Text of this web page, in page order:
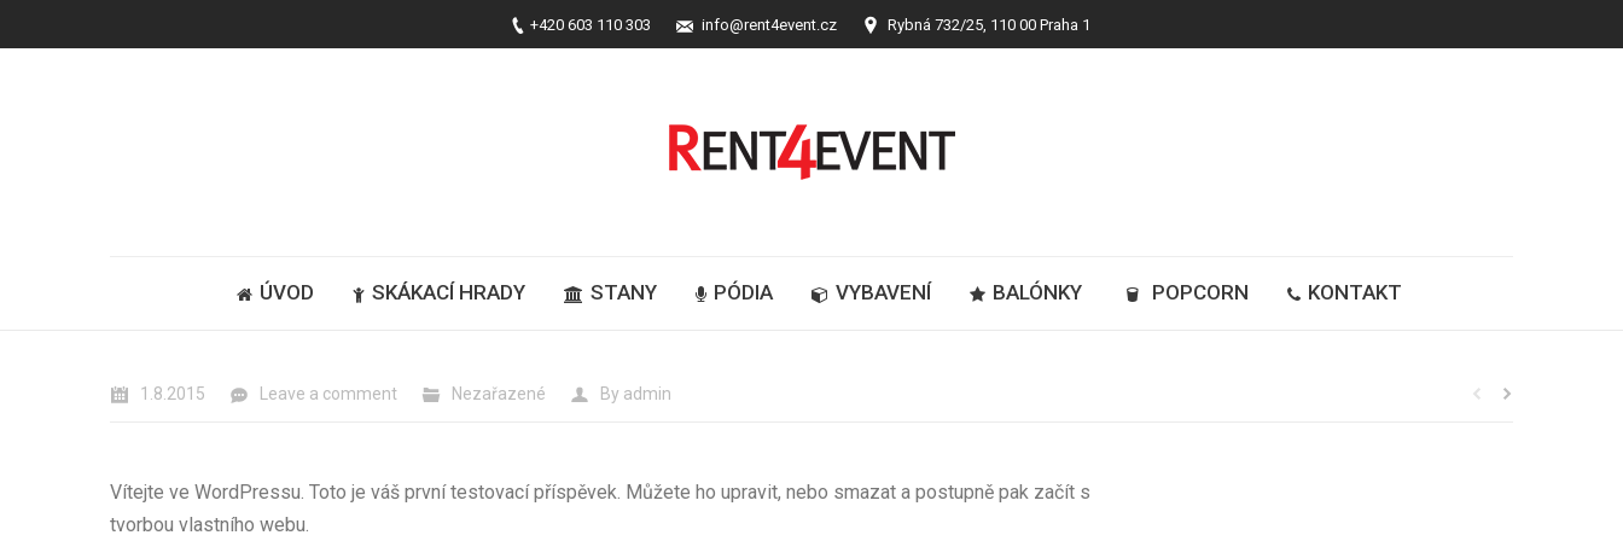
+420 603 110 303 info@rent4event.cz Rybná 732/25, 110 00 Praha 1
ÚVOD SKÁKACÍ HRADY STANY PÓDIA VYBAVENÍ BALÓNKY POPCORN KONTAKT
1.8.2015 Leave a comment Nezařazené By admin
Vítejte ve WordPressu. Toto je váš první testovací příspěvek. Můžete ho upravit, nebo smazat a postupně pak začít s
tvorbou vlastního webu.